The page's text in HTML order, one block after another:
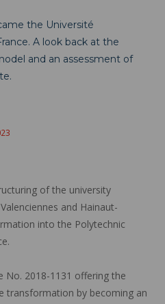
the Université
A look back at the
and an assessment of
of the university
and Hainaut-
into the Polytechnic
No. 2018-1131 offering the
transformation by becoming an